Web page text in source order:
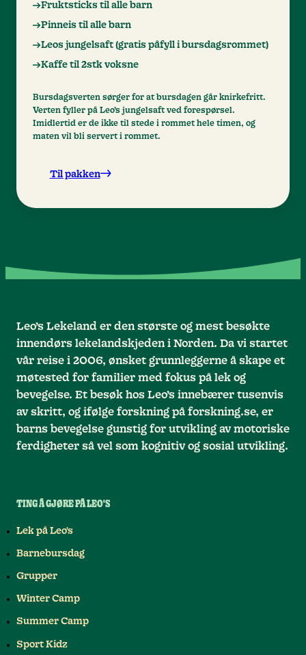
Fruktsticks til alle barn
Pinneis til alle barn
Leos jungelsaft (gratis påfyll i bursdagsrommet)
Kaffe til 2stk voksne
Bursdagsverten sørger for at bursdagen går knirkefritt.
Verten fyller på Leo’s jungelsaft ved forespørsel.
Imidlertid er de ikke til stede i rommet hele timen, og
maten vil bli servert i rommet.
Til pakken
Leo’s Lekeland er den største og mest besøkte
innendørs lekelandskjeden i Norden. Da vi startet
vår reise i 2006, ønsket grunnleggerne å skape et
møtested for familier med fokus på lek og
bevegelse. Et besøk hos Leo’s innebærer tusenvis
av skritt, og ifølge forskning på forskning.se, er
barns bevegelse gunstig for utvikling av motoriske
ferdigheter så vel som kognitiv og sosial utvikling.
TING Å GJØRE PÅ LEO'S
Lek på Leo's
Barnebursdag
Grupper
Winter Camp
Summer Camp
Sport Kidz